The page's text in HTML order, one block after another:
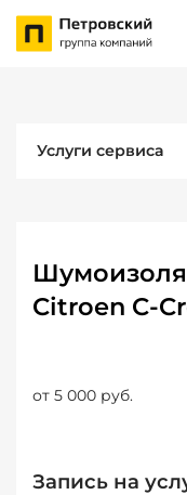
Услуги сервиса
Citroen C-
от 5 000 руб.
Запись на